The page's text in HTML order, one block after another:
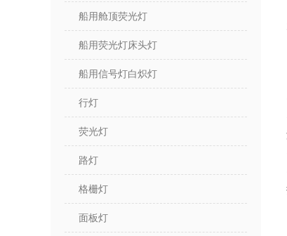
船用舱顶荧光灯
船用荧光灯床头灯
船用信号灯白炽灯
行灯
荧光灯
路灯
格栅灯
面板灯